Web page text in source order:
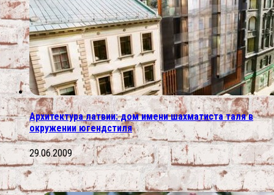
Архитектура латвии: дом имени шахматиста таля в
окружении югендстиля
29.06.2009